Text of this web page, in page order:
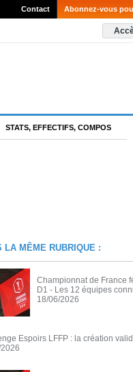
Abonnez-vous
Contact
STATS, EFFECTIFS, COMPOS
LA MÊME RUBRIQUE :
Championnat de France
D1 - Les 12 équipes
18/06/2026
Espoirs LFFP : la création